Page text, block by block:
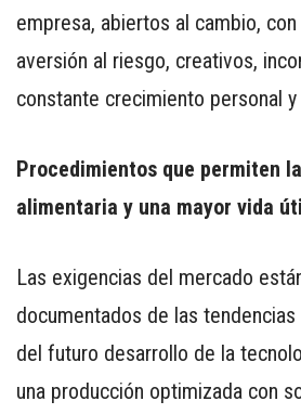
empresa, abiertos al cambio,
aversión al riesgo, creativos,
constante crecimiento personal
Procedimientos que permiten
alimentaria y una mayor vida útil
Las exigencias del mercado
documentados de las
del futuro desarrollo de la
una producción optimizada con